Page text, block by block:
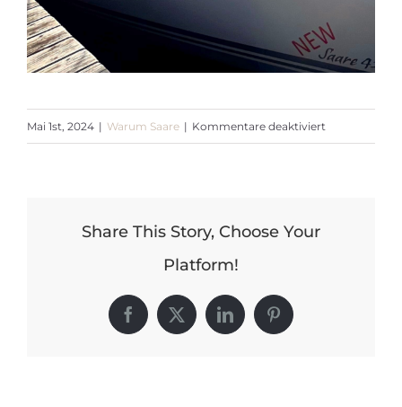
Mai 1st, 2024 | Warum Saare | Kommentare deaktiviert
Share This Story, Choose Your
Platform!
Facebook
X LinkedInPinterest